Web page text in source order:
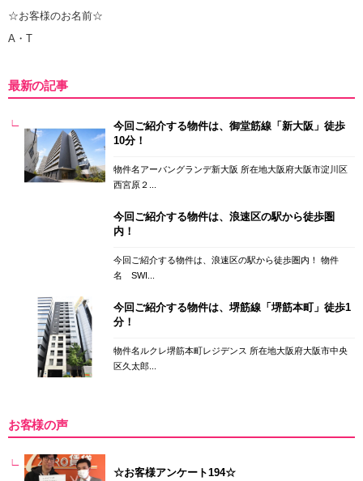
☆お客様のお名前☆
A・T
最新の記事
今回ご紹介する物件は、御堂筋線「新大阪」徒歩
10分！
物件名アーバングランデ新大阪 所在地大阪府大阪市淀川区
西宮原２...
今回ご紹介する物件は、浪速区の駅から徒歩圏
内！
今回ご紹介する物件は、浪速区の駅から徒歩圏内！ 物件
名 SWI...
今回ご紹介する物件は、堺筋線「堺筋本町」徒歩1
分！
物件名ルクレ堺筋本町レジデンス 所在地大阪府大阪市中央
区久太郎...
お客様の声
☆お客様アンケート194☆